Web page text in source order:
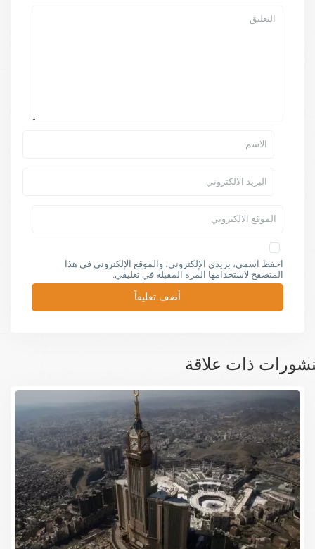
احفظ اسمي، بريدي الإلكتروني، والموقع الإلكتروني في هذا
المتصفح لاستخدامها المرة المقبلة في تعليقي.
ذات علاقة